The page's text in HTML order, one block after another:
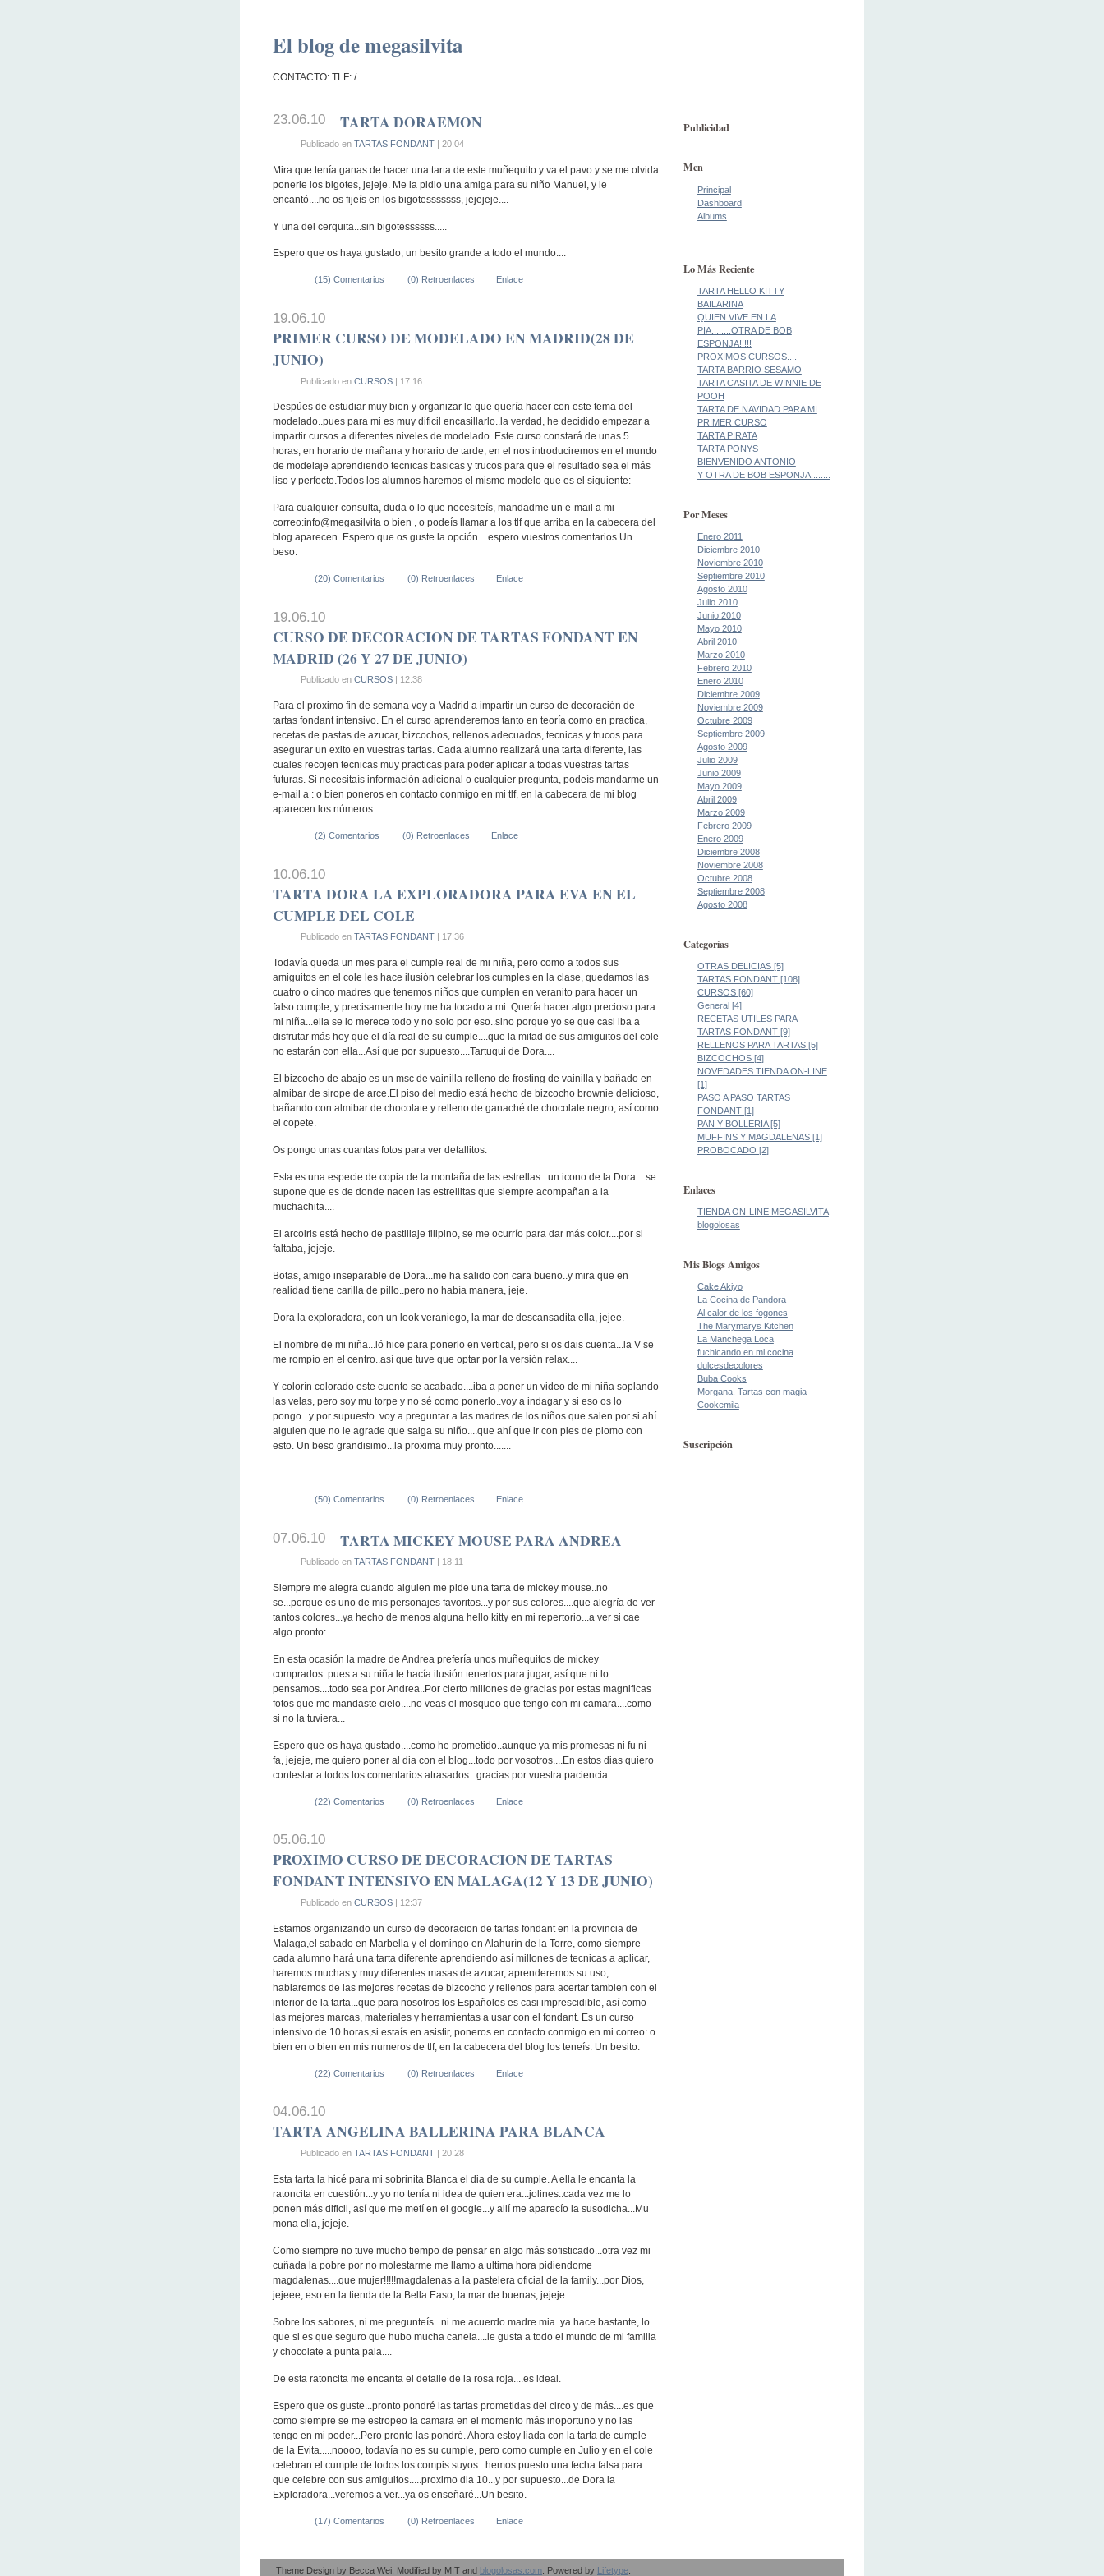
El blog de megasilvita
CONTACTO: TLF: /
23.06.10 TARTA DORAEMON
Publicado en TARTAS FONDANT| 20:04
Mira que tenía ganas de hacer una tarta de este muñequito y va el pavo y se me olvida
ponerle los bigotes, jejeje. Me la pidio una amiga para su niño Manuel, y le
encantó....no os fijeís en los bigotesssssss, jejejeje....
Y una del cerquita...sin bigotessssss.....
Espero que os haya gustado, un besito grande a todo el mundo....
(15) Comentarios (0) Retroenlaces Enlace
19.06.10
PRIMER CURSO DE MODELADO EN MADRID(28 DE
JUNIO)
Publicado en CURSOS| 17:16
Despúes de estudiar muy bien y organizar lo que quería hacer con este tema del
modelado..pues para mi es muy dificil encasillarlo..la verdad, he decidido empezar a
impartir cursos a diferentes niveles de modelado. Este curso constará de unas 5
horas, en horario de mañana y horario de tarde, en el nos introduciremos en el mundo
de modelaje aprendiendo tecnicas basicas y trucos para que el resultado sea el más
liso y perfecto.Todos los alumnos haremos el mismo modelo que es el siguiente:
Para cualquier consulta, duda o lo que necesiteís, mandadme un e-mail a mi
correo:info@megasilvita o bien , o podeís llamar a los tlf que arriba en la cabecera del
blog aparecen. Espero que os guste la opción....espero vuestros comentarios.Un
beso.
(20) Comentarios (0) Retroenlaces Enlace
19.06.10
CURSO DE DECORACION DE TARTAS FONDANT EN
MADRID (26 Y 27 DE JUNIO)
Publicado en CURSOS| 12:38
Para el proximo fin de semana voy a Madrid a impartir un curso de decoración de
tartas fondant intensivo. En el curso aprenderemos tanto en teoría como en practica,
recetas de pastas de azucar, bizcochos, rellenos adecuados, tecnicas y trucos para
asegurar un exito en vuestras tartas. Cada alumno realizará una tarta diferente, las
cuales recojen tecnicas muy practicas para poder aplicar a todas vuestras tartas
futuras. Si necesitaís información adicional o cualquier pregunta, podeís mandarme un
e-mail a : o bien poneros en contacto conmigo en mi tlf, en la cabecera de mi blog
aparecen los números.
(2) Comentarios (0) Retroenlaces Enlace
10.06.10
TARTA DORA LA EXPLORADORA PARA EVA EN EL
CUMPLE DEL COLE
Publicado en TARTAS FONDANT| 17:36
Todavía queda un mes para el cumple real de mi niña, pero como a todos sus
amiguitos en el cole les hace ilusión celebrar los cumples en la clase, quedamos las
cuatro o cinco madres que tenemos niños que cumplen en veranito para hacer un
falso cumple, y precisamente hoy me ha tocado a mi. Quería hacer algo precioso para
mi niña...ella se lo merece todo y no solo por eso..sino porque yo se que casi iba a
disfrutar más hoy que el día real de su cumple....que la mitad de sus amiguitos del cole
no estarán con ella...Así que por supuesto....Tartuqui de Dora....
El bizcocho de abajo es un msc de vainilla relleno de frosting de vainilla y bañado en
almibar de sirope de arce.El piso del medio está hecho de bizcocho brownie delicioso,
bañando con almibar de chocolate y relleno de ganaché de chocolate negro, así como
el copete.
Os pongo unas cuantas fotos para ver detallitos:
Esta es una especie de copia de la montaña de las estrellas...un icono de la Dora....se
supone que es de donde nacen las estrellitas que siempre acompañan a la
muchachita....
El arcoiris está hecho de pastillaje filipino, se me ocurrío para dar más color....por si
faltaba, jejeje.
Botas, amigo inseparable de Dora...me ha salido con cara bueno..y mira que en
realidad tiene carilla de pillo..pero no había manera, jeje.
Dora la exploradora, con un look veraniego, la mar de descansadita ella, jejee.
El nombre de mi niña...ló hice para ponerlo en vertical, pero si os dais cuenta...la V se
me rompío en el centro..así que tuve que optar por la versión relax....
Y colorín colorado este cuento se acabado....iba a poner un video de mi niña soplando
las velas, pero soy mu torpe y no sé como ponerlo..voy a indagar y si eso os lo
pongo...y por supuesto..voy a preguntar a las madres de los niños que salen por si ahí
alguien que no le agrade que salga su niño....que ahí que ir con pies de plomo con
esto. Un beso grandisimo...la proxima muy pronto.......
(50) Comentarios (0) Retroenlaces Enlace
07.06.10 TARTA MICKEY MOUSE PARA ANDREA
Publicado en TARTAS FONDANT| 18:11
Siempre me alegra cuando alguien me pide una tarta de mickey mouse..no
se...porque es uno de mis personajes favoritos...y por sus colores....que alegría de ver
tantos colores...ya hecho de menos alguna hello kitty en mi repertorio...a ver si cae
algo pronto:....
En esta ocasión la madre de Andrea prefería unos muñequitos de mickey
comprados..pues a su niña le hacía ilusión tenerlos para jugar, así que ni lo
pensamos....todo sea por Andrea..Por cierto millones de gracias por estas magnificas
fotos que me mandaste cielo....no veas el mosqueo que tengo con mi camara....como
si no la tuviera...
Espero que os haya gustado....como he prometido..aunque ya mis promesas ni fu ni
fa, jejeje, me quiero poner al dia con el blog...todo por vosotros....En estos dias quiero
contestar a todos los comentarios atrasados...gracias por vuestra paciencia.
(22) Comentarios (0) Retroenlaces Enlace
05.06.10
PROXIMO CURSO DE DECORACION DE TARTAS
FONDANT INTENSIVO EN MALAGA(12 Y 13 DE JUNIO)
Publicado en CURSOS| 12:37
Estamos organizando un curso de decoracion de tartas fondant en la provincia de
Malaga,el sabado en Marbella y el domingo en Alahurín de la Torre, como siempre
cada alumno hará una tarta diferente aprendiendo así millones de tecnicas a aplicar,
haremos muchas y muy diferentes masas de azucar, aprenderemos su uso,
hablaremos de las mejores recetas de bizcocho y rellenos para acertar tambien con el
interior de la tarta...que para nosotros los Españoles es casi imprescidible, así como
las mejores marcas, materiales y herramientas a usar con el fondant. Es un curso
intensivo de 10 horas,si estaís en asistir, poneros en contacto conmigo en mi correo: o
bien en o bien en mis numeros de tlf, en la cabecera del blog los teneís. Un besito.
(22) Comentarios (0) Retroenlaces Enlace
04.06.10
TARTA ANGELINA BALLERINA PARA BLANCA
Publicado en TARTAS FONDANT| 20:28
Esta tarta la hicé para mi sobrinita Blanca el dia de su cumple. A ella le encanta la
ratoncita en cuestión...y yo no tenía ni idea de quien era...jolines..cada vez me lo
ponen más dificil, así que me metí en el google...y allí me aparecío la susodicha...Mu
mona ella, jejeje.
Como siempre no tuve mucho tiempo de pensar en algo más sofisticado...otra vez mi
cuñada la pobre por no molestarme me llamo a ultima hora pidiendome
magdalenas....que mujer!!!!!magdalenas a la pastelera oficial de la family...por Dios,
jejeee, eso en la tienda de la Bella Easo, la mar de buenas, jejeje.
Sobre los sabores, ni me pregunteís...ni me acuerdo madre mia..ya hace bastante, lo
que si es que seguro que hubo mucha canela....le gusta a todo el mundo de mi familia
y chocolate a punta pala....
De esta ratoncita me encanta el detalle de la rosa roja....es ideal.
Espero que os guste...pronto pondré las tartas prometidas del circo y de más....es que
como siempre se me estropeo la camara en el momento más inoportuno y no las
tengo en mi poder...Pero pronto las pondré. Ahora estoy liada con la tarta de cumple
de la Evita.....noooo, todavía no es su cumple, pero como cumple en Julio y en el cole
celebran el cumple de todos los compis suyos...hemos puesto una fecha falsa para
que celebre con sus amiguitos.....proximo dia 10...y por supuesto...de Dora la
Exploradora...veremos a ver...ya os enseñaré...Un besito.
(17) Comentarios (0) Retroenlaces Enlace
Publicidad
Men
Principal
Dashboard
Albums
Lo Más Reciente
TARTA HELLO KITTY
BAILARINA
QUIEN VIVE EN LA
PIA........OTRA DE BOB
ESPONJA!!!!!
PROXIMOS CURSOS....
TARTA BARRIO SESAMO
TARTA CASITA DE WINNIE DE
POOH
TARTA DE NAVIDAD PARA MI
PRIMER CURSO
TARTA PIRATA
TARTA PONYS
BIENVENIDO ANTONIO
Y OTRA DE BOB ESPONJA........
Por Meses
Enero 2011
Diciembre 2010
Noviembre 2010
Septiembre 2010
Agosto 2010
Julio 2010
Junio 2010
Mayo 2010
Abril 2010
Marzo 2010
Febrero 2010
Enero 2010
Diciembre 2009
Noviembre 2009
Octubre 2009
Septiembre 2009
Agosto 2009
Julio 2009
Junio 2009
Mayo 2009
Abril 2009
Marzo 2009
Febrero 2009
Enero 2009
Diciembre 2008
Noviembre 2008
Octubre 2008
Septiembre 2008
Agosto 2008
Categorías
OTRAS DELICIAS [5]
TARTAS FONDANT [108]
CURSOS [60]
General [4]
RECETAS UTILES PARA
TARTAS FONDANT [9]
RELLENOS PARA TARTAS [5]
BIZCOCHOS [4]
NOVEDADES TIENDA ON-LINE
[1]
PASO A PASO TARTAS
FONDANT [1]
PAN Y BOLLERIA [5]
MUFFINS Y MAGDALENAS [1]
PROBOCADO [2]
Enlaces
TIENDA ON-LINE MEGASILVITA
blogolosas
Mis Blogs Amigos
Cake Akiyo
La Cocina de Pandora
Al calor de los fogones
The Marymarys Kitchen
La Manchega Loca
fuchicando en mi cocina
dulcesdecolores
Buba Cooks
Morgana. Tartas con magia
Cookemila
Suscripción
Theme Design by Becca Wei . Modified by MIT and blogolosas.com . Powered by Lifetype